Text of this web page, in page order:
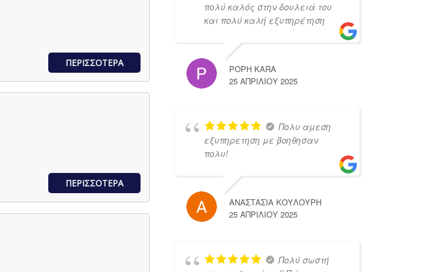
ΠΕΡΙΣΣΟΤΕΡΑ
ΠΕΡΙΣΣΟΤΕΡΑ
πολύ καλός στην δουλειά του
και πολύ καλή εξυπηρέτηση
POPH KARA
25 ΑΠΡΙΛΊΟΥ 2025
Πολυ αμεση
εξυπηρετηση με βοηθησαν
πολυ!
ΑΝΑΣΤΑΣΙΑ ΚΟΥΛΟΥΡΗ
25 ΑΠΡΙΛΊΟΥ 2025
Πολύ σωστή